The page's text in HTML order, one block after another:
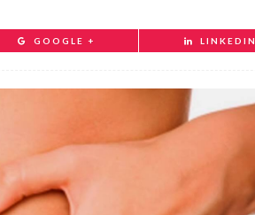
GOOGLE + LINKEDIN